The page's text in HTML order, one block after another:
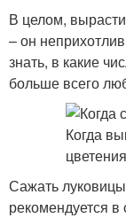
В целом,
– он
знать, в какие
больше всего
Сажать
рекомендуется